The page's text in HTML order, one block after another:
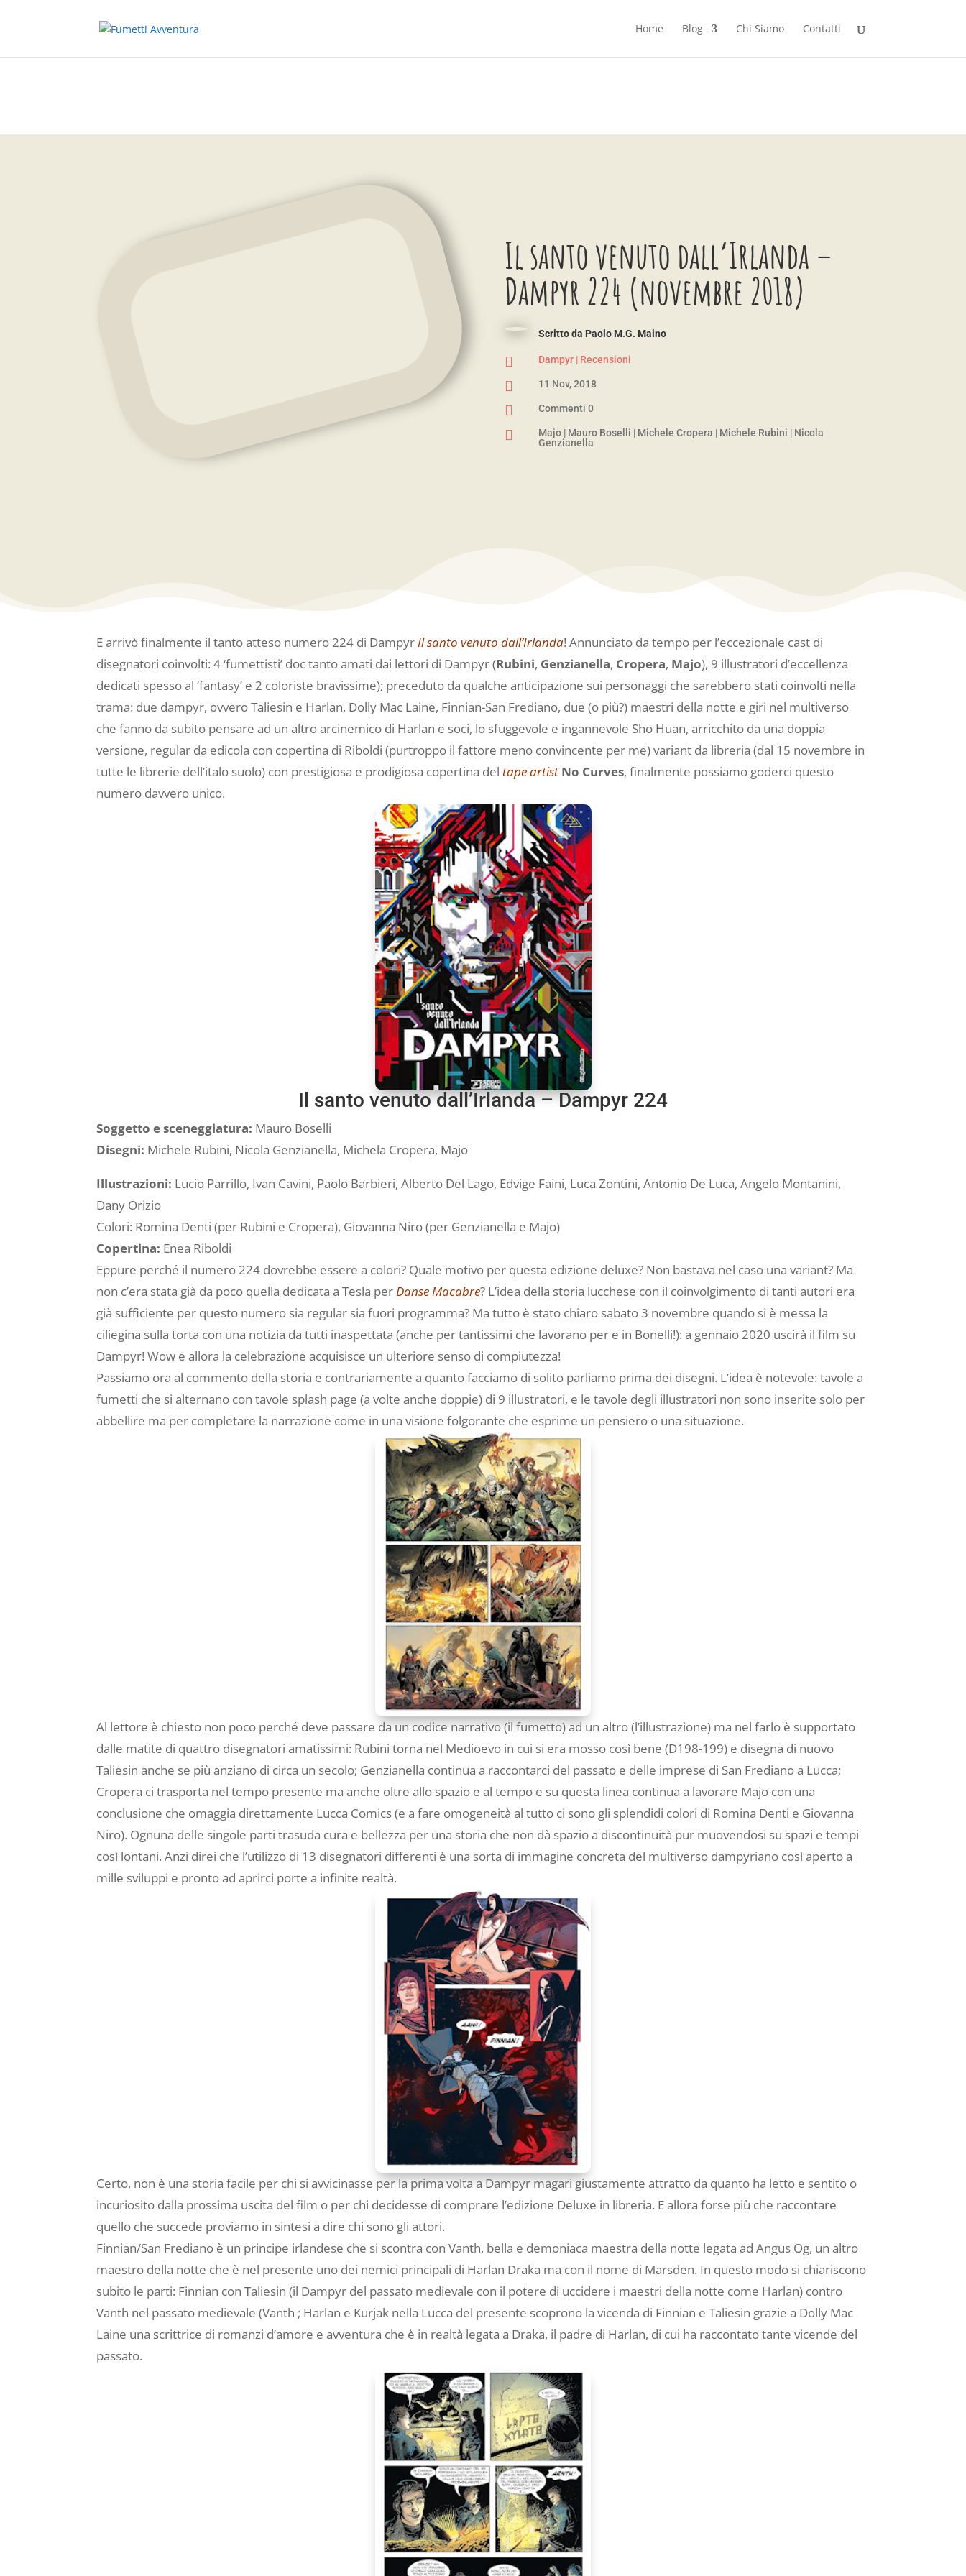
Home Blog Chi Siamo Contatti
Il santo venuto dall’Irlanda –
Dampyr 224 (novembre 2018)
Scritto da Paolo M.G. Maino
 Dampyr| Recensioni
 11 Nov, 2018
 Commenti 0
 Majo| Mauro Boselli | Michele Cropera | Michele Rubini | Nicola
Genzianella
E arrivò finalmente il tanto atteso numero 224 di Dampyr Il santo venuto dall’Irlanda! Annunciato da tempo per l’eccezionale cast di
disegnatori coinvolti: 4 ‘fumettisti’ doc tanto amati dai lettori di Dampyr (Rubini, Genzianella, Cropera, Majo), 9 illustratori d’eccellenza
dedicati spesso al ‘fantasy’ e 2 coloriste bravissime); preceduto da qualche anticipazione sui personaggi che sarebbero stati coinvolti nella
trama: due dampyr, ovvero Taliesin e Harlan, Dolly Mac Laine, Finnian-San Frediano, due (o più?) maestri della notte e giri nel multiverso
che fanno da subito pensare ad un altro arcinemico di Harlan e soci, lo sfuggevole e ingannevole Sho Huan, arricchito da una doppia
versione, regular da edicola con copertina di Riboldi (purtroppo il fattore meno convincente per me) variant da libreria (dal 15 novembre in
tutte le librerie dell’italo suolo) con prestigiosa e prodigiosa copertina deltape artist No Curves, finalmente possiamo goderci questo
numero davvero unico.
Il santo venuto dall’Irlanda – Dampyr 224
Soggetto e sceneggiatura: Mauro Boselli
Disegni: Michele Rubini, Nicola Genzianella, Michela Cropera, Majo
Illustrazioni: Lucio Parrillo, Ivan Cavini, Paolo Barbieri, Alberto Del Lago, Edvige Faini, Luca Zontini, Antonio De Luca, Angelo Montanini,
Dany Orizio
Colori: Romina Denti (per Rubini e Cropera), Giovanna Niro (per Genzianella e Majo)
Copertina: Enea Riboldi
Eppure perché il numero 224 dovrebbe essere a colori? Quale motivo per questa edizione deluxe? Non bastava nel caso una variant? Ma
non c’era stata già da poco quella dedicata a Tesla per Danse Macabre? L’idea della storia lucchese con il coinvolgimento di tanti autori era
già sufficiente per questo numero sia regular sia fuori programma? Ma tutto è stato chiaro sabato 3 novembre quando si è messa la
ciliegina sulla torta con una notizia da tutti inaspettata (anche per tantissimi che lavorano per e in Bonelli!): a gennaio 2020 uscirà il film su
Dampyr! Wow e allora la celebrazione acquisisce un ulteriore senso di compiutezza!
Passiamo ora al commento della storia e contrariamente a quanto facciamo di solito parliamo prima dei disegni. L’idea è notevole: tavole a
fumetti che si alternano con tavole splash page (a volte anche doppie) di 9 illustratori, e le tavole degli illustratori non sono inserite solo per
abbellire ma per completare la narrazione come in una visione folgorante che esprime un pensiero o una situazione.
Al lettore è chiesto non poco perché deve passare da un codice narrativo (il fumetto) ad un altro (l’illustrazione) ma nel farlo è supportato
dalle matite di quattro disegnatori amatissimi: Rubini torna nel Medioevo in cui si era mosso così bene (D198-199) e disegna di nuovo
Taliesin anche se più anziano di circa un secolo; Genzianella continua a raccontarci del passato e delle imprese di San Frediano a Lucca;
Cropera ci trasporta nel tempo presente ma anche oltre allo spazio e al tempo e su questa linea continua a lavorare Majo con una
conclusione che omaggia direttamente Lucca Comics (e a fare omogeneità al tutto ci sono gli splendidi colori di Romina Denti e Giovanna
Niro). Ognuna delle singole parti trasuda cura e bellezza per una storia che non dà spazio a discontinuità pur muovendosi su spazi e tempi
così lontani. Anzi direi che l’utilizzo di 13 disegnatori differenti è una sorta di immagine concreta del multiverso dampyriano così aperto a
mille sviluppi e pronto ad aprirci porte a infinite realtà.
Certo, non è una storia facile per chi si avvicinasse per la prima volta a Dampyr magari giustamente attratto da quanto ha letto e sentito o
incuriosito dalla prossima uscita del film o per chi decidesse di comprare l’edizione Deluxe in libreria. E allora forse più che raccontare
quello che succede proviamo in sintesi a dire chi sono gli attori.
Finnian/San Frediano è un principe irlandese che si scontra con Vanth, bella e demoniaca maestra della notte legata ad Angus Og, un altro
maestro della notte che è nel presente uno dei nemici principali di Harlan Draka ma con il nome di Marsden. In questo modo si chiariscono
subito le parti: Finnian con Taliesin (il Dampyr del passato medievale con il potere di uccidere i maestri della notte come Harlan) contro
Vanth nel passato medievale (Vanth ; Harlan e Kurjak nella Lucca del presente scoprono la vicenda di Finnian e Taliesin grazie a Dolly Mac
Laine una scrittrice di romanzi d’amore e avventura che è in realtà legata a Draka, il padre di Harlan, di cui ha raccontato tante vicende del
passato.